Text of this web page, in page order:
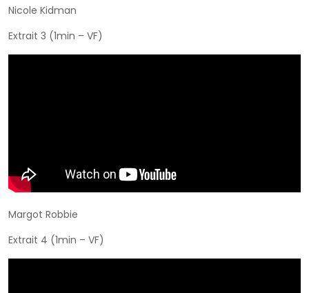
Nicole Kidman
Extrait 3 (1min – VF)
Margot Robbie
Extrait 4 (1min – VF)